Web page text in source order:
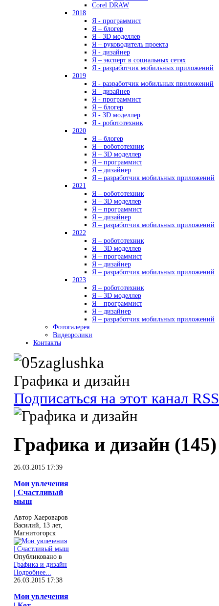
Corel DRAW
2018
Я - программист
Я – блогер
Я - 3D моделлер
Я – руководитель проекта
Я - дизайнер
Я – эксперт в социальных сетях
Я - разработчик мобильных приложений
2019
Я - разработчик мобильных приложений
Я - дизайнер
Я - программист
Я – блогер
Я - 3D моделлер
Я - робототехник
2020
Я – блогер
Я – робототехник
Я – 3D моделлер
Я – программист
Я – дизайнер
Я – разработчик мобильных приложений
2021
Я – робототехник
Я – 3D моделлер
Я – программист
Я – дизайнер
Я – разработчик мобильных приложений
2022
Я – робототехник
Я – 3D моделлер
Я – программист
Я – дизайнер
Я – разработчик мобильных приложений
2023
Я – робототехник
Я – 3D моделлер
Я – программист
Я – дизайнер
Я – разработчик мобильных приложений
Фотогалерея
Видеоролики
Контакты
Графика и дизайн
Подписаться на этот канал RSS
Графика и дизайн (145)
26.03.2015 17:39
Мои увлечения
| Счастливый
мыш
Автор Хаероваров
Василий, 13 лет,
Магнитогорск
Опубликовано в
Графика и дизайн
Подробнее...
26.03.2015 17:38
Мои увлечения